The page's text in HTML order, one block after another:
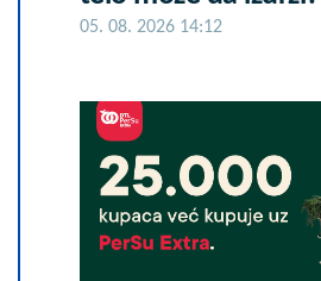
05. 08. 2026 14:12